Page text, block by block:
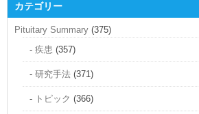
カテゴリー
Pituitary Summary (375)
疾患 (357)
研究手法 (371)
トピック (366)